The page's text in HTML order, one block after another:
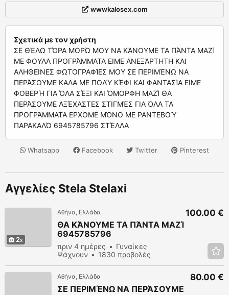
wwwkalosex.com
Σχετικά με τον χρήστη
ΣΕ ΘΈΛΩ ΤΌΡΑ ΜΟΡΏ ΜΟΥ ΝΑ ΚΆΝΟΥΜΕ ΤΑ ΠΆΝΤΑ ΜΑΖΊ
ΜΕ ΦΟΥΛΛ ΠΡΟΓΡΆΜΜΑΤΑ ΕΙΜΕ ΑΝΕΞΆΡΤΗΤΗ ΚΑΙ
ΑΛΗΘΕΙΝΕΣ ΦΩΤΟΓΡΑΦΊΕΣ ΜΟΥ ΣΕ ΠΕΡΙΜΈΝΩ ΝΑ
ΠΕΡΆΣΟΥΜΕ ΚΑΛΑ ΜΕ ΠΟΛΎ ΚΈΦΙ ΚΑΙ ΦΑΝΤΑΣΊΑ ΕΙΜΕ
ΦΟΒΕΡΉ ΓΙΑ ΌΛΑ ΣΈΞΙ ΚΑΙ ΌΜΟΡΦΗ ΜΑΖΊ ΘΑ
ΠΕΡΆΣΟΥΜΕ ΑΞΈΧΑΣΤΕΣ ΣΤΙΓΜΈΣ ΓΙΑ ΌΛΑ ΤΑ
ΠΡΟΓΡΆΜΜΑΤΑ ΕΡΧΟΜΕ ΜΌΝΟ ΜΕ ΡΑΝΤΕΒΟΎ
ΠΑΡΑΚΑΛΏ 6945785796 ΣΤΈΛΛΑ
Whatsapp Facebook Twitter Pinterest
Αγγελίες Stela Stelaxi
2
Αθήνα, Ελλάδα
ΘΑ ΚΆΝΟΥΜΕ ΤΑ ΠΆΝΤΑ ΜΑΖΊ
6945785796
πριν 4 ημέρες
Γυναίκες
Ψάχνουν
1830 προβολές
100.00 €
Αθήνα, Ελλάδα
ΣΕ ΠΕΡΙΜΈΝΩ ΝΑ ΠΕΡΆΣΟΥΜΕ
80.00 €